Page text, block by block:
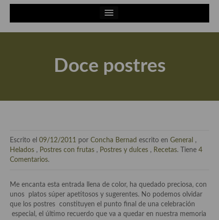
Actualidad y recomendaciones
Apuntes, estudios sobre temas interesantes e importantes
Técnicas de emplatado
Tiendas especiales
En la mesa: menaje, vajilla, técnicas de emplatado, decoración
Doce postres
Escrito el 09/12/2011 por Concha Bernad escrito en General
,
Helados , Postres con frutas , Postres y dulces , Recetas. Tiene 4
Comentarios.
Me encanta esta entrada llena de color, ha quedado preciosa, con
unos platos súper apetitosos y sugerentes. No podemos olvidar
que los postres constituyen el punto final de una celebración
especial, el último recuerdo que va a quedar en nuestra memoria